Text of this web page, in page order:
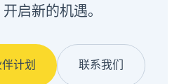
启新的机遇。
计划 联系我们